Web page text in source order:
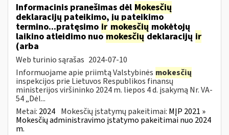
Informacinis pranešimas dėl Mokesčių
deklaracijų pateikimo, jų pateikimo
termino...pratęsimo ir mokesčių mokėtojų
laikino atleidimo nuomokesčiųdeklaracijų ir
(arba
Web turinio sąrašas 2024-07-10
Informuojame apie priimtą Valstybinės mokesčių
inspekcijos prie Lietuvos Respublikos finansų
ministerijos viršininko 2024 m. liepos 4 d. įsakymą Nr. VA-
54 „Dėl...
Metai: 2024 Mokesčių įstatymų pakeitimai: MĮP 2021 »
Mokesčių administravimo įstatymo pakeitimai nuo 2024
m.